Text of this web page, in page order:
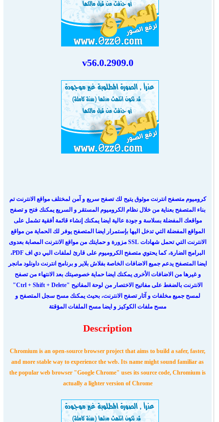
v56.0.2909.0
كروميوم متصفح انترنت موثوق يتيح لك تصفح سريع و آمن لمختلف مواقع الانترنت تم
بناء المتصفح بعناية من خلال نظام الكروميوم المستقر و السريع يمكنك فتح و تصفح
مواقعك المفضلة بسلاسة و جودة عالية ايضا يمكنك إنشاء قائمة أفقية تشمل على
المواقع المفضلة التي تدخل اليها بإستمرار ايضا المتصفح يوفر لك الحماية من مواقع
الانترنت التي تحمل شهادات SSL مزورة و حمايتك من مواقع الانترنت المصابة بعدوى
البرامج الضارة، كما يحتوي متصفح الكروميوم على قارئ لملفات البي دي اف PDF،
ايضا المتصفح يدعم جميع الاضافات الخاصة بفلاش بلاير و برنامج انترنت داونلود مانجر
و غيرها من الاضافات الأخرى يمكنك ايضا حماية خصوصيتك بعد الانتهاء من تصفح
الانترنت بالضغط على مفاتيح الاختصار من لوحة المفاتيح "Ctrl + Shift + Delete"
لمسح جميع مخلفات و آثار تصفح الانترنت، بحيث يمكنك مسح سجل المتصفح و
مسح ملفات الكوكيز و ايضا مسح الملفات المؤقتة
Description
Chromium is an open-source browser project that aims to build a safer, faster,
and more stable way to experience the web. Its name might sound familiar as
the popular web browser "Google Chrome" uses its source code, Chromium is
actually a lighter version of Chrome